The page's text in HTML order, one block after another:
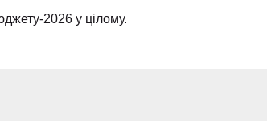
2026 у цілому.